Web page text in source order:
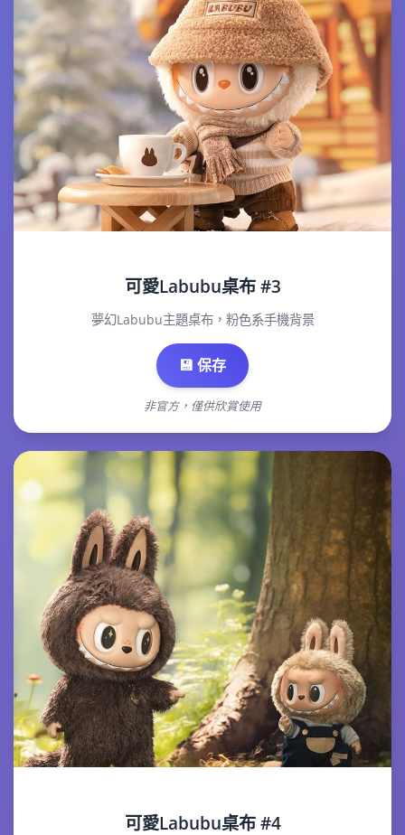
可愛Labubu桌布 #3
夢幻Labubu主題桌布，粉色系手機背景
💾 保存
非官方，僅供欣賞使用
可愛Labubu桌布 #4